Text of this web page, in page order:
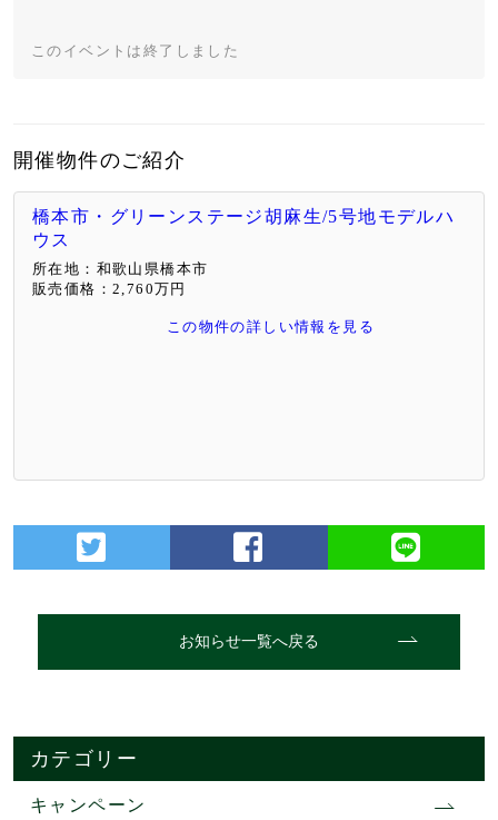
このイベントは終了しました
開催物件のご紹介
橋本市・グリーンステージ胡麻生/5号地モデルハ
ウス
所在地：和歌山県橋本市
販売価格：2,760万円
この物件の詳しい情報を見る
お知らせ一覧へ戻る
カテゴリー
キャンペーン